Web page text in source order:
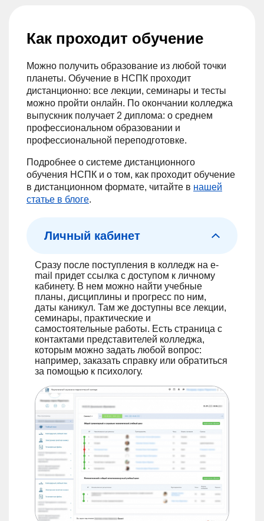
Как проходит обучение
Можно получить образование из любой точки
планеты. Обучение в НСПК проходит
дистанционно: все лекции, семинары и тесты
можно пройти онлайн. По окончании колледжа
выпускник получает 2 диплома: о среднем
профессиональном образовании и
профессиональной переподготовке.
Подробнее о системе дистанционного
обучения НСПК и о том, как проходит обучение
в дистанционном формате, читайте в нашей
статье в блоге.
Личный кабинет
Сразу после поступления в колледж на e-
mail придет ссылка с доступом к личному
кабинету. В нем можно найти учебные
планы, дисциплины и прогресс по ним,
даты каникул. Там же доступны все лекции,
семинары, практические и
самостоятельные работы. Есть страница с
контактами представителей колледжа,
которым можно задать любой вопрос:
например, заказать справку или обратиться
за помощью к психологу.